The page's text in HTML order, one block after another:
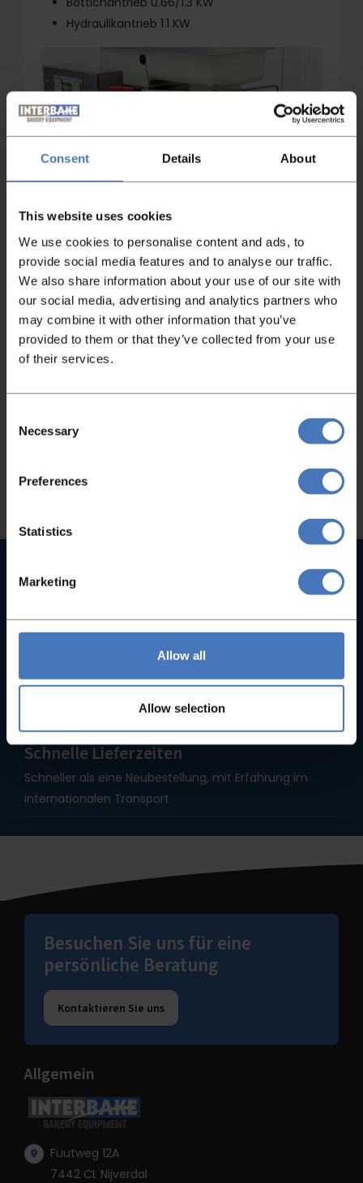
Consent Details About
This website uses cookies
We use cookies to personalise content and ads, to
provide social media features and to analyse our traffic.
We also share information about your use of our site with
our social media, advertising and analytics partners who
may combine it with other information that you’ve
provided to them or that they’ve collected from your use
of their services.
Selection
Necessary
Preferences
Statistics
Marketing
Allow all
Allow selection
Hydraulikantrieb 1.1 KW
Nicht das Passende gefunden?
helfen Ihnen gerne weiter!
Kontaktieren Sie uns
Bei uns finden Sie keine B-Marken, sondern
Über 90 Jahre Erfahrung machen uns zu Spezialisten
für Bäckereiausstattung
Schnelle Lieferzeiten
Schneller als eine Neubestellung, mit Erfahrung im
internationalen Transport
Besuchen Sie uns für eine
persönliche Beratung
Kontaktieren Sie uns
Allgemein
Fuutweg 12A
7442 CL Nijverdal